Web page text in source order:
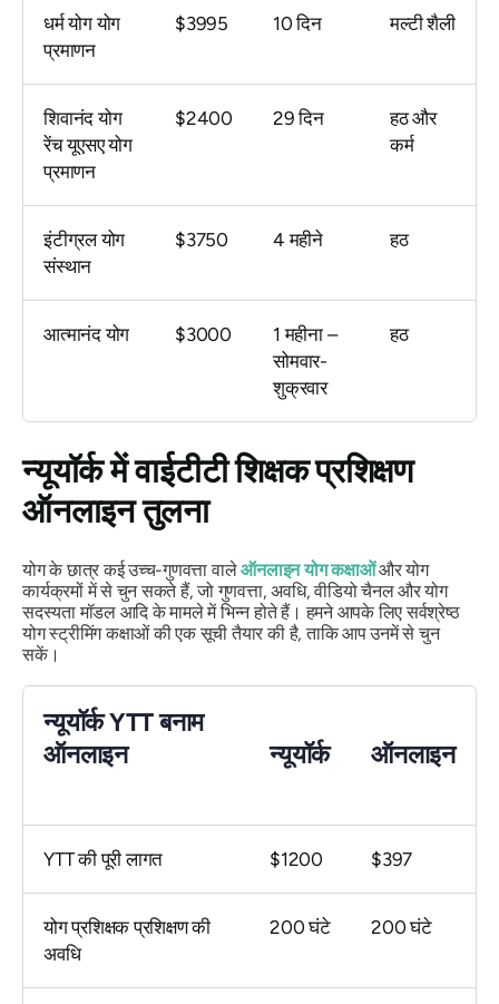
धर्म योग योग
प्रमाणन
$3995 10 दिन मल्टी शैली
शिवानंद योग
रेंच यूएसए योग
प्रमाणन
$2400 29 दिन
हठ और
कर्म
इंटीग्रल योग
संस्थान
$3750 4 महीने हठ
आत्मानंद योग $3000
1 महीना –
सोमवार-
शुक्रवार
हठ
न्यूयॉर्क में वाईटीटी शिक्षक प्रशिक्षण
ऑनलाइन तुलना
योग के छात्र कई उच्च-गुणवत्ता वालेऑनलाइन योग कक्षाओंऔर योग
कार्यक्रमों में से चुन सकते हैं, जो गुणवत्ता, अवधि, वीडियो चैनल और योग
सदस्यता मॉडल आदि के मामले में भिन्न होते हैं। हमने आपके लिए सर्वश्रेष्ठ
योग स्ट्रीमिंग कक्षाओं की एक सूची तैयार की है, ताकि आप उनमें से चुन
सकें।
न्यूयॉर्क YTT बनाम
ऑनलाइन
न्यूयॉर्क ऑनलाइन
YTT की पूरी लागत $1200 $397
योग प्रशिक्षक प्रशिक्षण की
अवधि
200 घंटे 200 घंटे